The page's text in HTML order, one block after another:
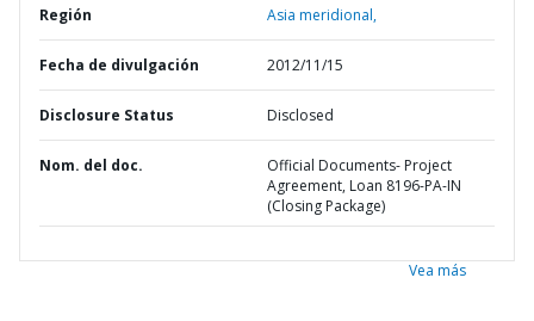
Región Asia meridional,
Fecha de divulgación 2012/11/15
Disclosure Status Disclosed
Nom. del doc.
Official Documents- Project
Agreement, Loan 8196-PA-IN
(Closing Package)
Vea más